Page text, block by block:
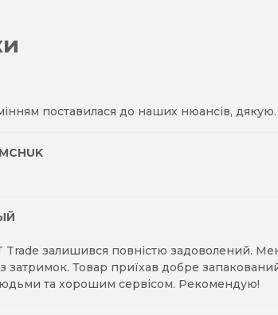
поставилася до наших нюансів,
Trade залишився повністю задоволений.
затримок. Товар приїхав добре
та хорошим сервісом. Рекомендую!